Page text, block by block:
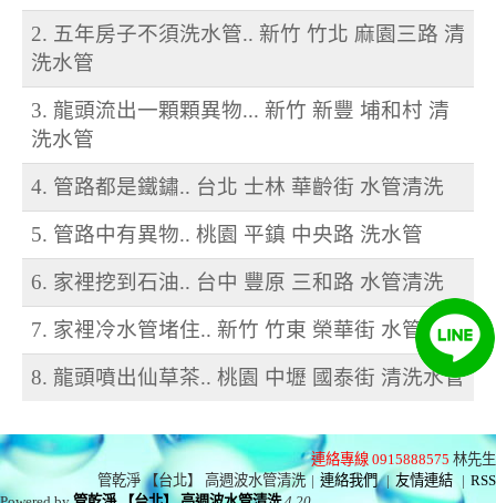
2. 五年房子不須洗水管.. 新竹 竹北 麻園三路 清
洗水管
3. 龍頭流出一顆顆異物... 新竹 新豐 埔和村 清
洗水管
4. 管路都是鐵鏽.. 台北 士林 華齡街 水管清洗
5. 管路中有異物.. 桃園 平鎮 中央路 洗水管
6. 家裡挖到石油.. 台中 豐原 三和路 水管清洗
7. 家裡冷水管堵住.. 新竹 竹東 榮華街 水管清洗
8. 龍頭噴出仙草茶.. 桃園 中壢 國泰街 清洗水管
連絡專線 0915888575 林先生
管乾淨 【台北】 高週波水管清洗 | 連絡我們 | 友情連結 | RSS